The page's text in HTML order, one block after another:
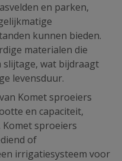
en parken,
kunnen bieden.
materialen die
slijtage, wat bijdraagt
levensduur.
Komet sproeiers
en capaciteit,
sproeiers
of
irrigatiesysteem voor